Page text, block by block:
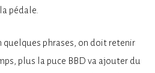
pédale.
quelques phrases, on doit retenir
plus la puce BBD va ajouter du